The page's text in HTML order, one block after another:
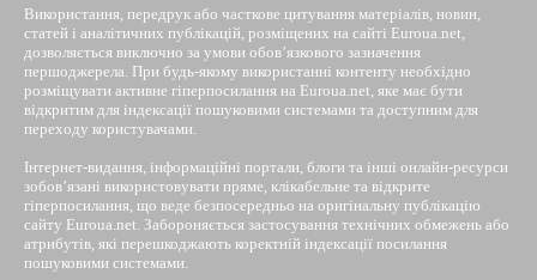
Використання, передрук або часткове цитування матеріалів, новин,
статей і аналітичних публікацій, розміщених на сайті Euroua.net,
дозволяється виключно за умови обов’язкового зазначення
першоджерела. При будь-якому використанні контенту необхідно
розміщувати активне гіперпосилання на Euroua.net, яке має бути
відкритим для індексації пошуковими системами та доступним для
переходу користувачами.
Інтернет-видання, інформаційні портали, блоги та інші онлайн-ресурси
зобов’язані використовувати пряме, клікабельне та відкрите
гіперпосилання, що веде безпосередньо на оригінальну публікацію
сайту Euroua.net. Забороняється застосування технічних обмежень або
атрибутів, які перешкоджають коректній індексації посилання
пошуковими системами.